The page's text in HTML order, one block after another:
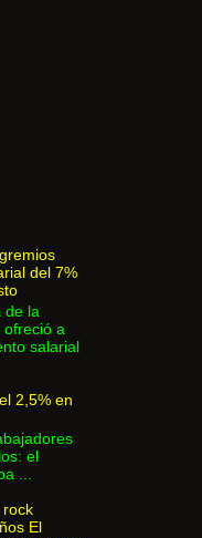
del 7%
de la
ofreció a
salarial
2,5% en
el
...
rock
El